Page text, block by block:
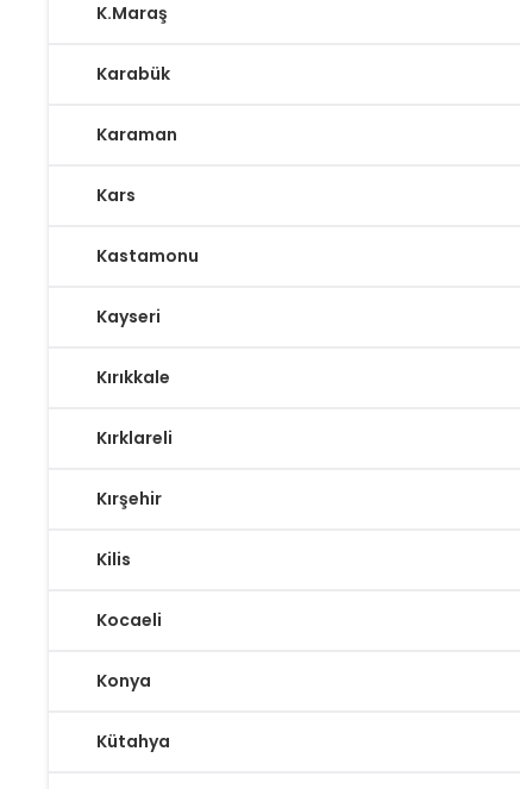
K.Maraş
Karabük
Karaman
Kars
Kastamonu
Kayseri
Kırıkkale
Kırklareli
Kırşehir
Kilis
Kocaeli
Konya
Kütahya